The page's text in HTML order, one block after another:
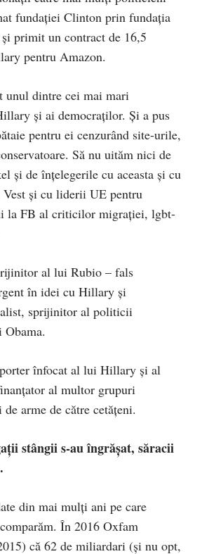
fundaţiei Clinton prin fundaţia
primit un contract de 16,5
pentru Amazon.
unul dintre cei mai mari
şi ai democraţilor. Şi a pus
pentru ei cenzurând site-urile,
Să nu uităm nici de
şi de înţelegerile cu aceasta şi cu
şi cu liderii UE pentru
la FB al criticilor migraţiei, lgbt-
al lui Rubio – fals
în idei cu Hillary şi
sprijinitor al politicii
înfocat al lui Hillary şi al
al multor grupuri
arme de către cetăţeni.
stângii s-au îngrăşat, săracii
din mai mulţi ani pe care
În 2016 Oxfam
că 62 de miliardari (şi nu opt,